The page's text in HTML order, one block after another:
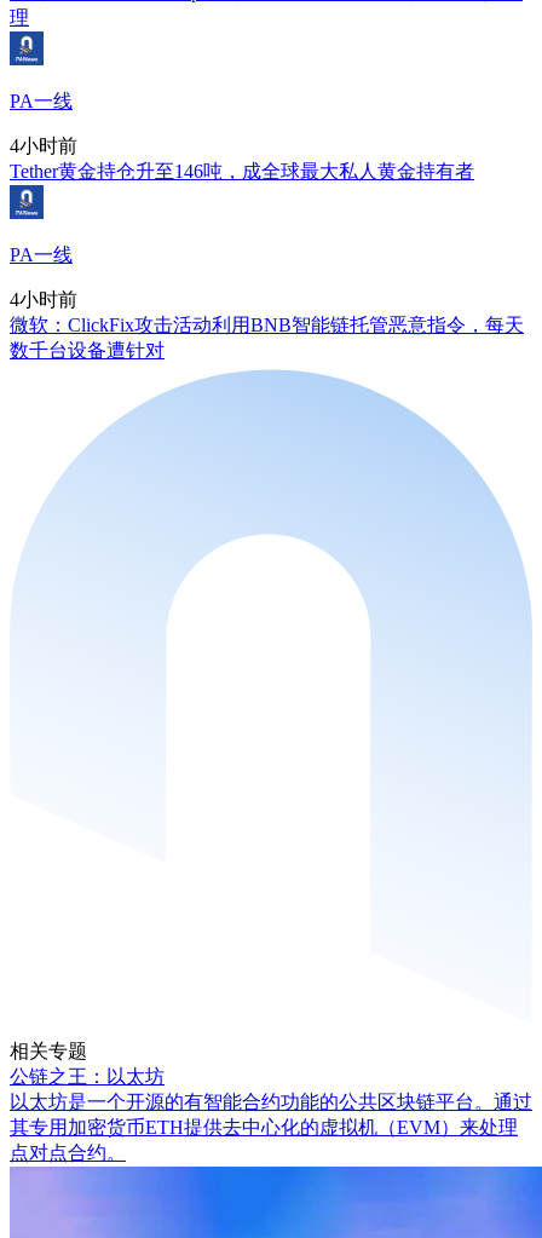
理
PA一线
4小时前
Tether黄金持仓升至146吨，成全球最大私人黄金持有者
PA一线
4小时前
微软：ClickFix攻击活动利用BNB智能链托管恶意指令，每天
数千台设备遭针对
相关专题
公链之王：以太坊
以太坊是一个开源的有智能合约功能的公共区块链平台。通过
其专用加密货币ETH提供去中心化的虚拟机（EVM）来处理
点对点合约。